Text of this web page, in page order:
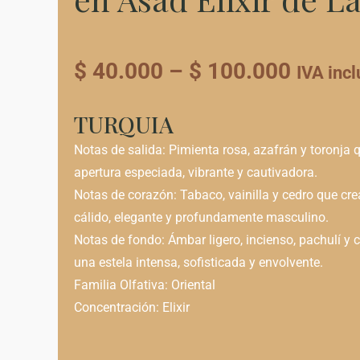
$ 40.000 – $ 100.000 Price
$
IVA
TURQUIA
Notas de salida: Pimienta rosa, azafrán y toronja
apertura especiada, vibrante y cautivadora.
Notas de corazón: Tabaco, vainilla y cedro que
cálido, elegante y profundamente masculino.
Notas de fondo: Ámbar ligero, incienso, pachulí y
una estela intensa, sofisticada y envolvente.
Familia Olfativa: Oriental
Concentración: Elixir